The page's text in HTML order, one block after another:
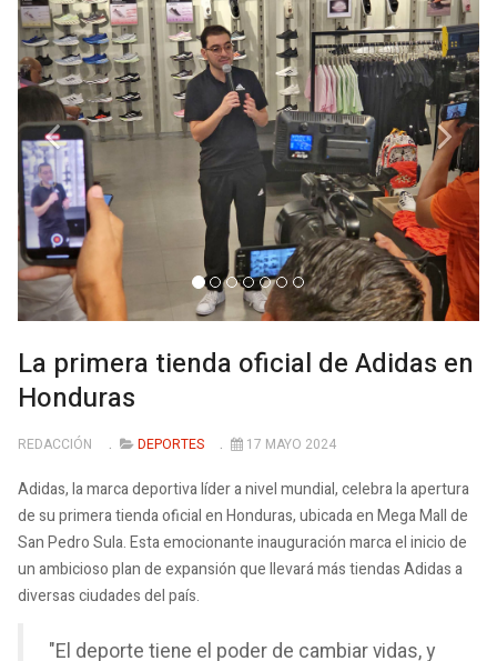
La primera tienda oficial de Adidas en
Honduras
REDACCIÓN DEPORTES 17 MAYO 2024
Adidas, la marca deportiva líder a nivel mundial, celebra la apertura
de su primera tienda oficial en Honduras, ubicada en Mega Mall de
San Pedro Sula. Esta emocionante inauguración marca el inicio de
un ambicioso plan de expansión que llevará más tiendas Adidas a
diversas ciudades del país.
"El deporte tiene el poder de cambiar vidas, y